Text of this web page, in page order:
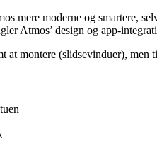
mere moderne og smartere,
Atmos’ design og app-
montere (slidsevinduer),